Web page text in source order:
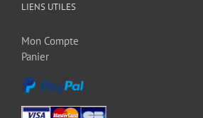
LIENS UTILES
Mon Compte
Panier